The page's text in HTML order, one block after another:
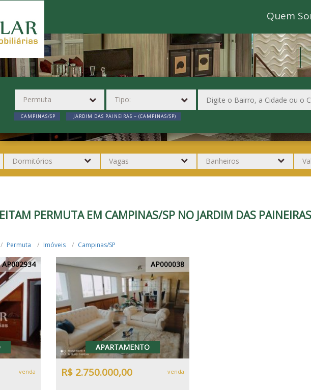
Quem
CAMPINAS/SP JARDIM DAS PAINEIRAS ~ (CAMPINAS/SP)
PERMUTA EM CAMPINAS/SP NO JARDIM DAS PAINEIRAS
Permuta Imóveis Campinas/SP
AP002934
venda
AP000038
APARTAMENTO
R$ 2.750.000,00 venda